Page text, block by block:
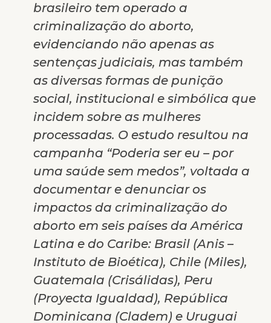
brasileiro tem operado a
criminalização do aborto,
evidenciando não apenas as
sentenças judiciais, mas também
as diversas formas de punição
social, institucional e simbólica que
incidem sobre as mulheres
processadas. O estudo resultou na
campanha “Poderia ser eu – por
uma saúde sem medos”, voltada a
documentar e denunciar os
impactos da criminalização do
aborto em seis países da América
Latina e do Caribe: Brasil (Anis –
Instituto de Bioética), Chile (Miles),
Guatemala (Crisálidas), Peru
(Proyecta Igualdad), República
Dominicana (Cladem) e Uruguai